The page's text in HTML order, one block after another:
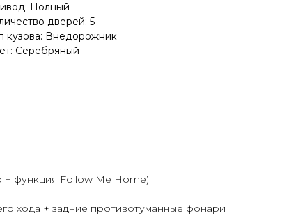
Полный
дверей: 5
кузова: Внедорожник
Серебряный
+ функция Follow Me Home)
хода + задние противотуманные фонари